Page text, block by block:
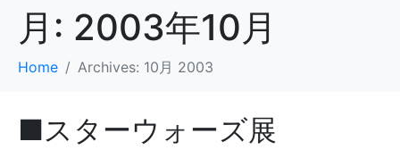
月: 2003年10月
Home Archives: 10月 2003
■スターウォーズ展